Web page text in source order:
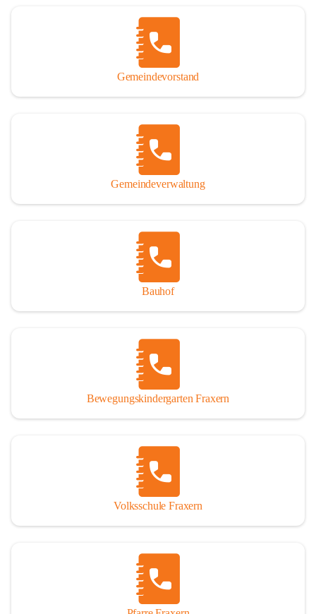
Gemeindevorstand
Gemeindeverwaltung
Bauhof
Bewegungskindergarten Fraxern
Volksschule Fraxern